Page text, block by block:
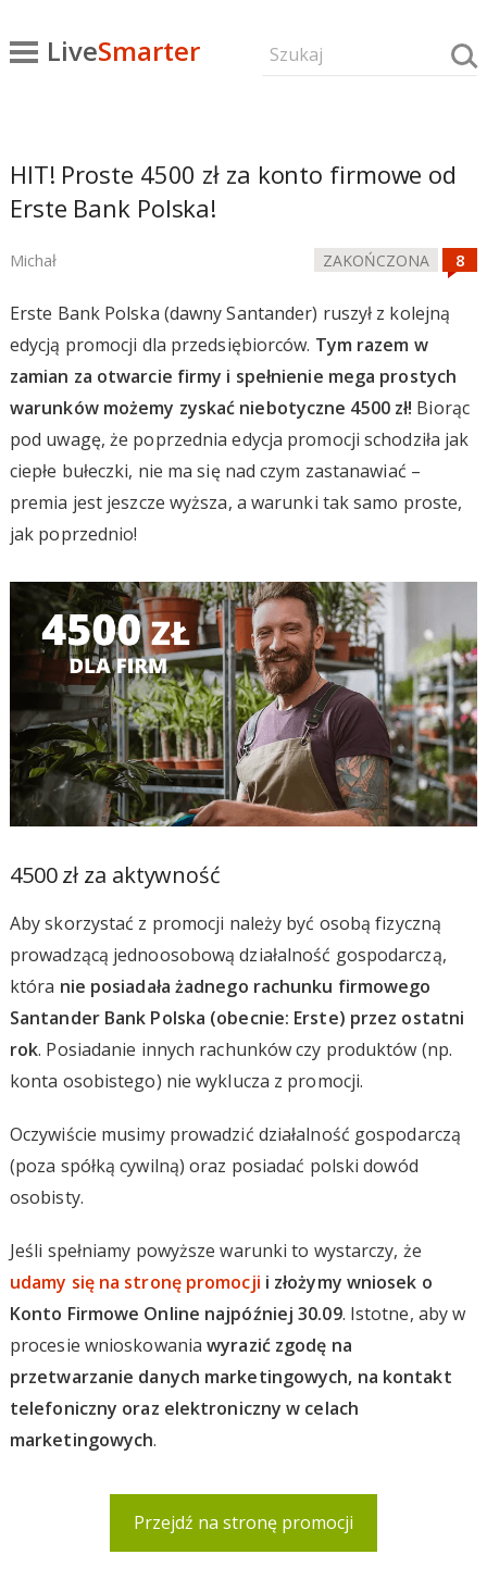
LiveSmarter
HIT! Proste 4500 zł za konto firmowe od
Erste Bank Polska!
Michał ZAKOŃCZONA
Erste Bank Polska (dawny Santander) ruszył z kolejną
edycją promocji dla przedsiębiorców. Tym razem w
zamian za otwarcie firmy i spełnienie mega prostych
warunków możemy zyskać niebotyczne 4500 zł! Biorąc
pod uwagę, że poprzednia edycja promocji schodziła jak
ciepłe bułeczki, nie ma się nad czym zastanawiać –
premia jest jeszcze wyższa, a warunki tak samo proste,
jak poprzednio!
4500 zł za aktywność
Aby skorzystać z promocji należy być osobą fizyczną
prowadzącą jednoosobową działalność gospodarczą,
która nie posiadała żadnego rachunku firmowego
Santander Bank Polska (obecnie: Erste) przez ostatni
rok. Posiadanie innych rachunków czy produktów (np.
konta osobistego) nie wyklucza z promocji.
Oczywiście musimy prowadzić działalność gospodarczą
(poza spółką cywilną) oraz posiadać polski dowód
osobisty.
Jeśli spełniamy powyższe warunki to wystarczy, że
udamy się na stronę promocji i złożymy wniosek o
Konto Firmowe Online najpóźniej 30.09. Istotne, aby w
procesie wnioskowaniawyrazić zgodę na
przetwarzanie danych marketingowych, na kontakt
telefoniczny oraz elektroniczny w celach
marketingowych.
Przejdź na stronę promocji